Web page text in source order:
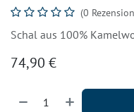
(0
Schal aus 100%
74,90 €